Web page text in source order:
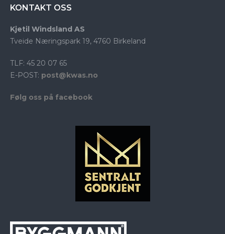
KONTAKT OSS
Kjetil Windsland AS
Tveide Næringspark 19, 4760 Birkeland
TLF: 45 20 07 65
E-POST: post@kwas.no
Følg oss på facebook